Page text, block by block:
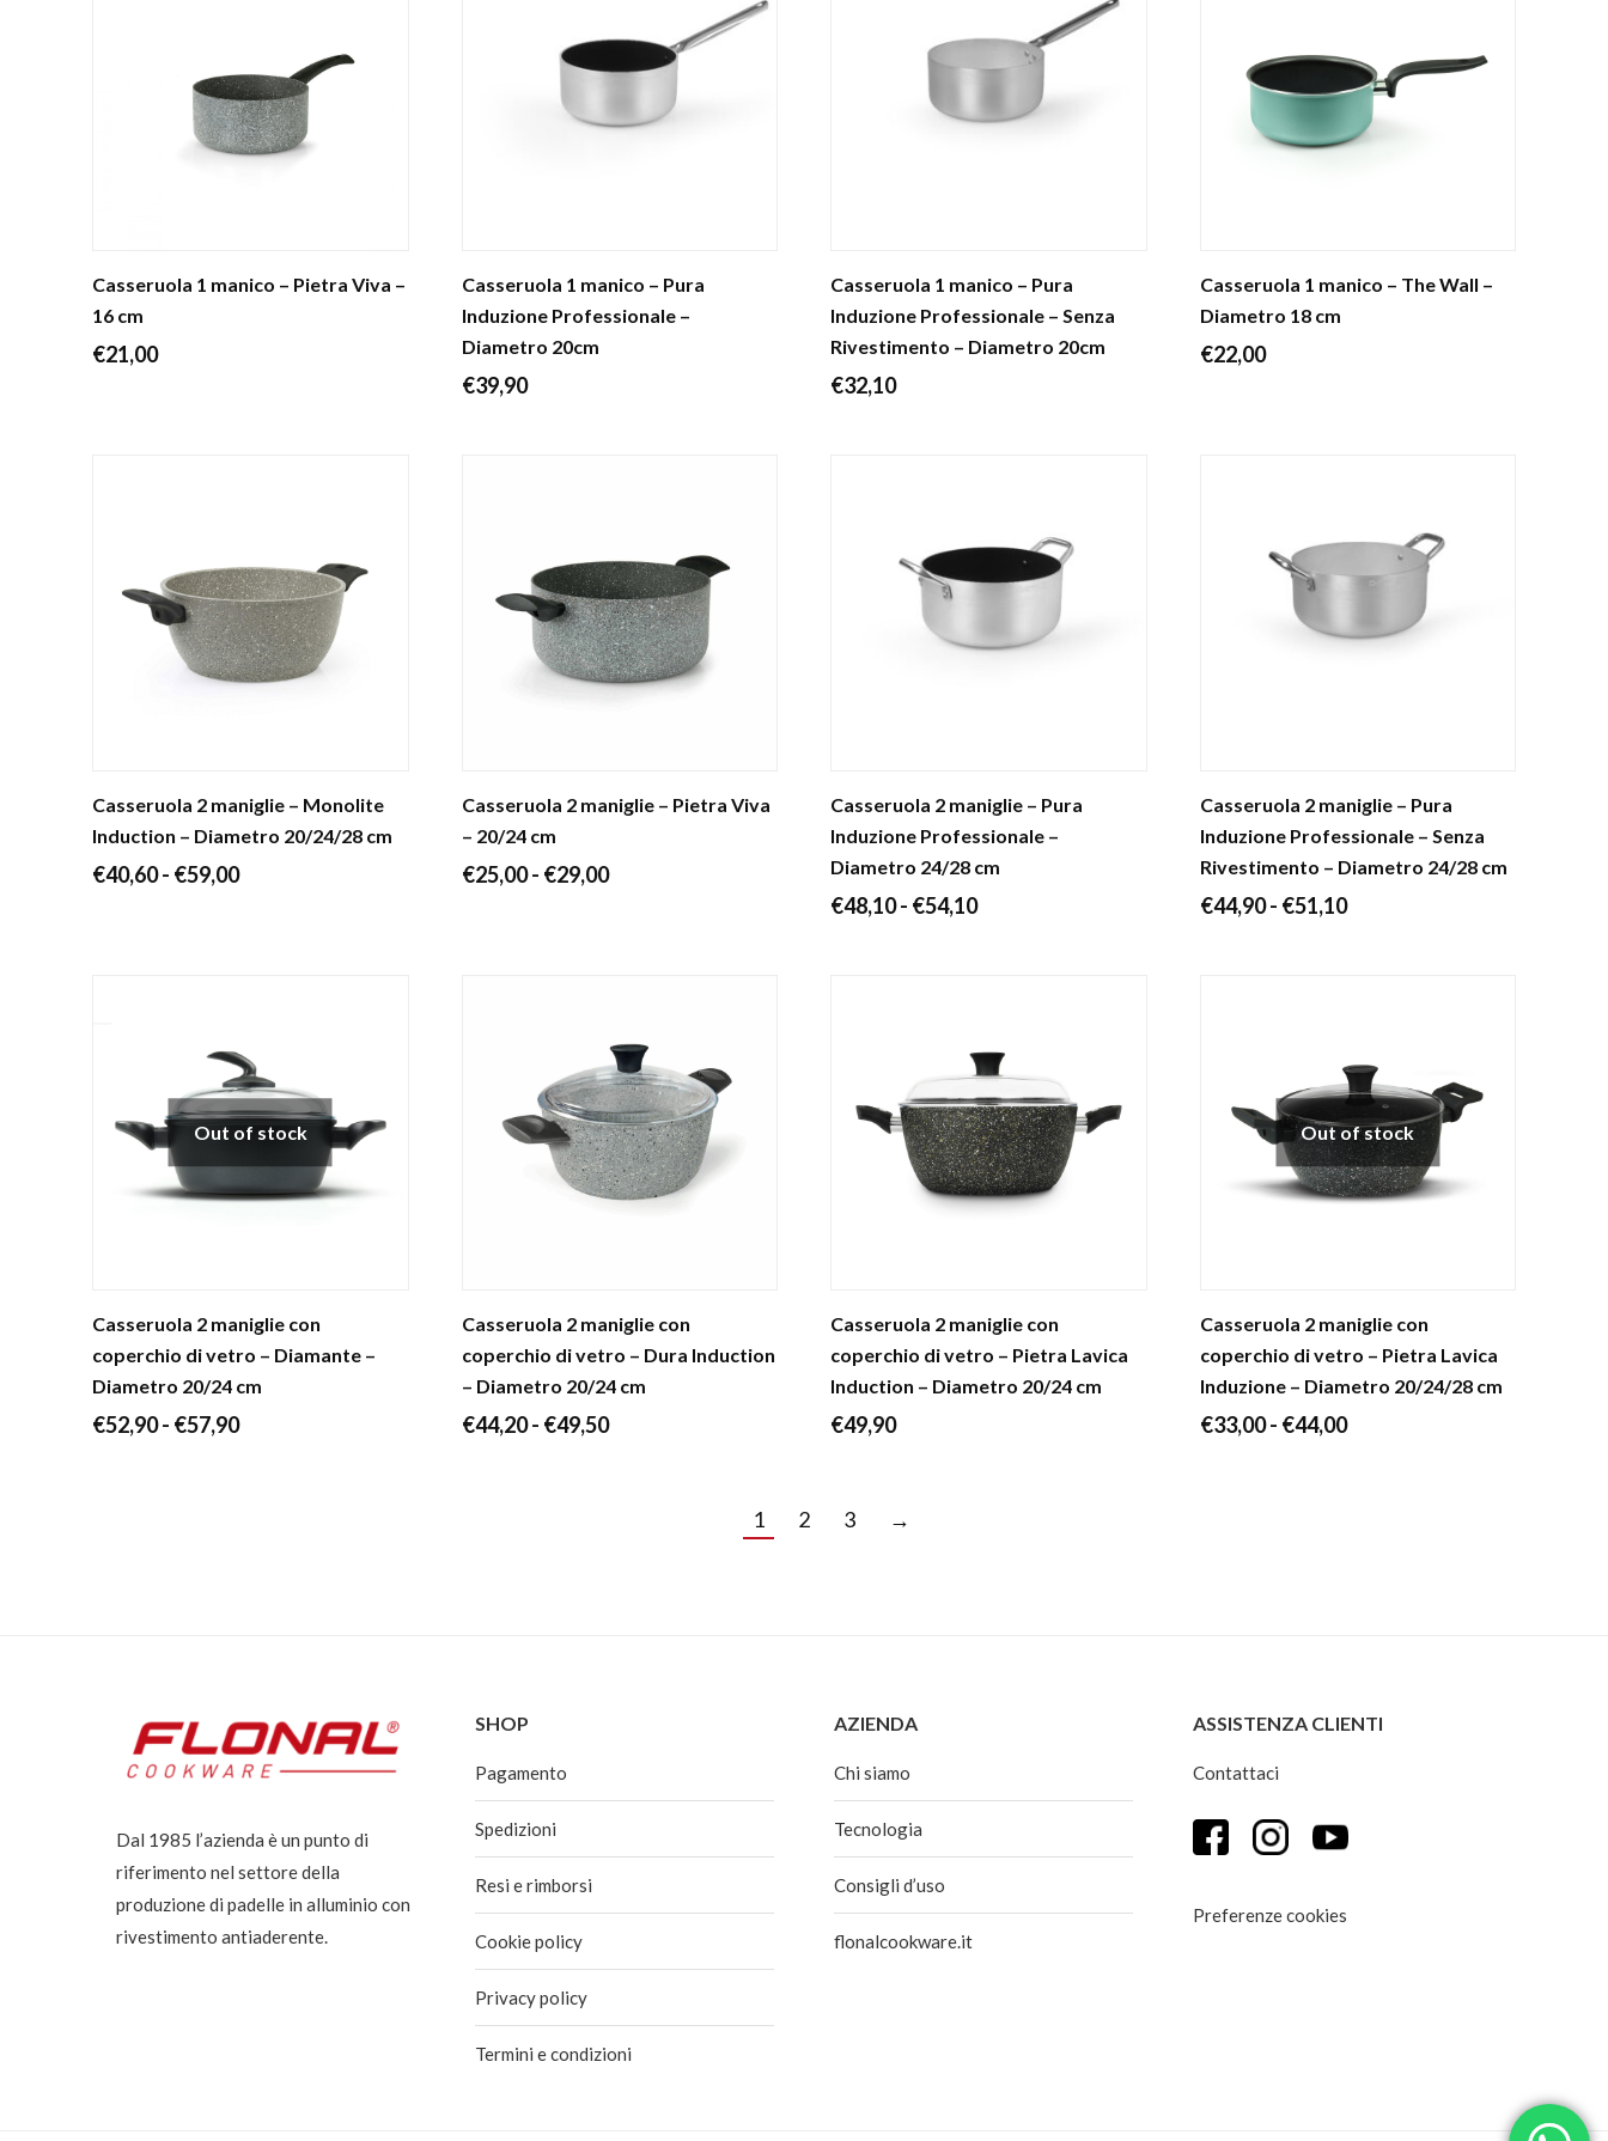
Casseruola 1 manico – Pietra Viva –
16 cm
€21,00
Casseruola 1 manico – Pura
Induzione Professionale –
Diametro 20cm
€39,90
Casseruola 1 manico – Pura
Induzione Professionale – Senza
Rivestimento – Diametro 20cm
€32,10
Casseruola 1 manico – The Wall –
Diametro 18 cm
€22,00
Casseruola 2 maniglie – Monolite
Induction – Diametro 20/24/28 cm
€40,60- €59,00Fascia
€59,00
Casseruola 2 maniglie – Pietra Viva
– 20/24 cm
€25,00 - €29,00Fascia
a
€29,00
Casseruola 2 maniglie – Pura
Induzione Professionale –
Diametro 24/28 cm
€48,10- €54,10Fascia
a
€54,10
Casseruola 2 maniglie – Pura
Induzione Professionale – Senza
Rivestimento – Diametro 24/28 cm
€44,90 - €51,10Fascia
a
€51,10
Out of stock
Casseruola 2 maniglie con
coperchio di vetro – Diamante –
Diametro 20/24 cm
€52,90- €57,90Fascia
Casseruola 2 maniglie con
coperchio di vetro – Dura Induction
– Diametro 20/24 cm
€44,20 - €49,50Fascia
Casseruola 2 maniglie con
coperchio di vetro – Pietra Lavica
Induction – Diametro 20/24 cm
€49,90
Out of stock
Casseruola 2 maniglie con
coperchio di vetro – Pietra Lavica
Induzione – Diametro 20/24/28 cm
€33,00 - €44,00Fascia
1 2 3 →
Dal 1985 l’azienda è un punto di
riferimento nel settore della
produzione di padelle in alluminio con
rivestimento antiaderente.
SHOP
Pagamento
Spedizioni
Resi e rimborsi
Cookie policy
Privacy policy
Termini e condizioni
AZIENDA
Chi siamo
Tecnologia
Consigli d’uso
flonalcookware.it
ASSISTENZA CLIENTI
Contattaci
Preferenze cookies